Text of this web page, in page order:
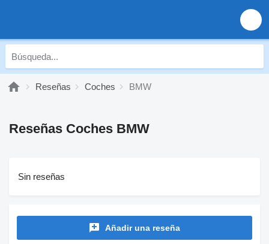
Reseñas Coches BMW
Reseñas Coches BMW
Sin reseñas
Añadir una reseña